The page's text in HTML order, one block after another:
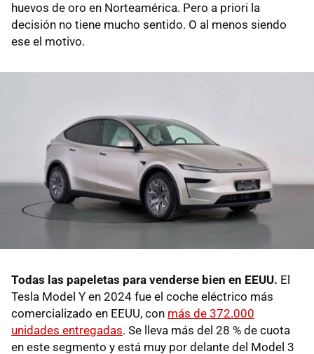
huevos de oro en Norteamérica. Pero a priori la
decisión no tiene mucho sentido. O al menos siendo
ese el motivo.
Todas las papeletas para venderse bien en EEUU. El
Tesla Model Y en 2024 fue el coche eléctrico más
comercializado en EEUU, con más de 372.000
unidades entregadas. Se lleva más del 28 % de cuota
en este segmento y está muy por delante del Model 3